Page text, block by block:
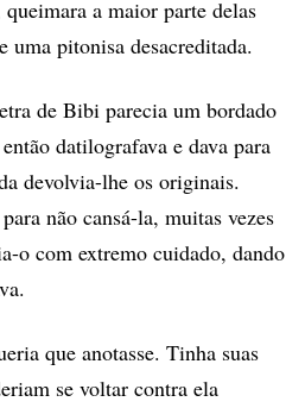
a maior parte delas
uma pitonisa desacreditada.
de Bibi parecia um bordado
datilografava e dava para
devolvia-lhe os originais.
não cansá-la, muitas vezes
o com extremo cuidado, dando
que anotasse. Tinha suas
se voltar contra ela